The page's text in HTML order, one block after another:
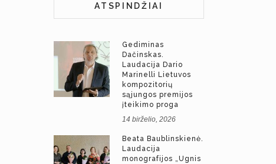
ATSPINDŽIAI
Gediminas
Dačinskas.
Laudacija Dario
Marinelli Lietuvos
kompozitorių
sąjungos premijos
įteikimo proga
14 birželio, 2026
Beata Baublinskienė.
Laudacija
monografijos „Ugnis